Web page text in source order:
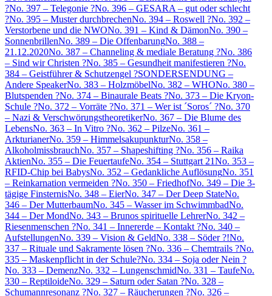
?No. 397 – Telegonie ?No. 396 – GESARA – gut oder schlecht
?No. 395 – Muster durchbrechenNo. 394 – Roswell ?No. 392 –
Verstorbene und die NWONo. 391 – Kind & DämonNo. 390 –
SonnenbrillenNo. 389 – Die OffenbarungNo. 388 –
21.12.2020No. 387 – Channeling & mediale Beratung ?No. 386
– Sind wir Christen ?No. 385 – Gesundheit manifestieren ?No.
384 – Geistführer & Schutzengel ?SONDERSENDUNG –
Andere SpeakerNo. 383 – HolzmöbelNo. 382 – WHONo. 380 –
Blutspenden ?No. 374 – Binaurale Beats ?No. 373 – Die Kryon-
Schule ?No. 372 – Vorräte ?No. 371 – Wer ist ´Soros´ ?No. 370
– Nazi & VerschwörungstheoretikerNo. 367 – Die Blume des
LebensNo. 363 – In Vitro ?No. 362 – PilzeNo. 361 –
ArkturianerNo. 359 – HimmelsakupunkturNo. 358 –
AlkoholmissbrauchNo. 357 – Shapeshifting ?No. 356 – Raika
AktienNo. 355 – Die FeuertaufeNo. 354 – Stuttgart 21No. 353 –
RFID-Chip bei BabysNo. 352 – Gedankliche AuflösungNo. 351
– Reinkarnation vermeiden ?No. 350 – FriedhofNo. 349 – Die 3-
tägige FinsternisNo. 348 – EierNo. 347 – Der Deep StateNo.
346 – Der MutterbaumNo. 345 – Wasser im SchwimmbadNo.
344 – Der MondNo. 343 – Brunos spirituelle LehrerNo. 342 –
Riesenmenschen ?No. 341 – Innererde – Kontakt ?No. 340 –
AufstellungenNo. 339 – Vision & GeldNo. 338 – Söder ?!No.
337 – Rituale und Sakramente lösen ?No. 336 – Chemtrails ?No.
335 – Maskenpflicht in der Schule?No. 334 – Soja oder Nein ?
No. 333 – DemenzNo. 332 – LungenschmidNo. 331 – TaufeNo.
330 – ReptiloideNo. 329 – Saturn oder Satan ?No. 328 –
Schumannresonanz ?No. 327 – Räucherungen ?No. 326 –